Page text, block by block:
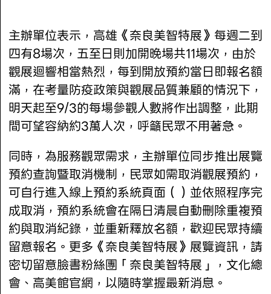
主辦單位表示，高雄《奈良美智特展》每週二到
四有8場次，五至日則加開晚場共11場次，由於
觀展迴響相當熱烈，每到開放預約當日即報名額
滿，在考量防疫政策與觀展品質兼顧的情況下，
明天起至9/3的每場參觀人數將作出調整，此期
間可望容納約3萬人次，呼籲民眾不用著急。
同時，為服務觀眾需求，主辦單位同步推出展覽
預約查詢暨取消機制，民眾如需取消觀展預約，
可自行進入線上預約系統頁面（）並依照程序完
成取消，預約系統會在隔日清晨自動刪除重複預
約與取消紀錄，並重新釋放名額，歡迎民眾持續
留意報名。更多《奈良美智特展》展覽資訊，請
密切留意臉書粉絲團「奈良美智特展」，文化總
會、高美館官網，以隨時掌握最新消息。